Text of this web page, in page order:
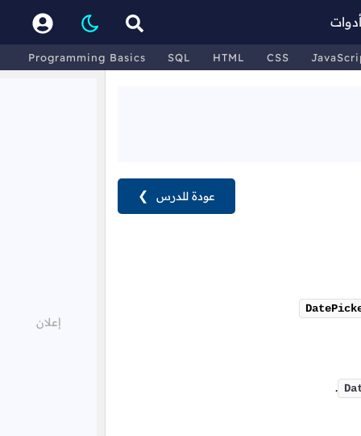
أدوات
Programming Basics SQL HTML CSS
عودة للدرس ❯
.